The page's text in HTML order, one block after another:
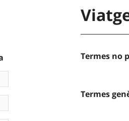
Termes no
Termes